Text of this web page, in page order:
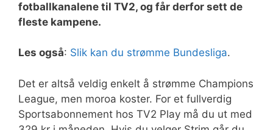
fotballkanalene til TV2, og får derfor sett de
fleste kampene.
Les også: Slik kan du strømme Bundesliga.
Det er altså veldig enkelt å strømme Champions
League, men moroa koster. For et fullverdig
Sportsabonnement hos TV2 Play må du ut med